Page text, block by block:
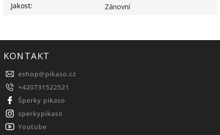
Jakost: Zánovní
KONTAKT
eshop@pikaso.cz
+420731522521
Šperky pikaso
sperkypikaso
Youtube